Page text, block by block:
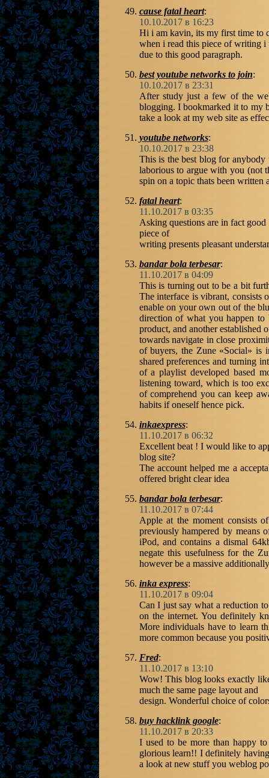
cause fatal heart:
10.10.2017 в 16:23
Hi i am kavin, its my first time to
when i read this piece of writing i
due to this good paragraph.
best youtube networks to join:
10.10.2017 в 23:31
After study just a few of the
blogging. I bookmarked it to my
take a look at my web site as
youtube networks:
10.10.2017 в 23:38
This is the best blog for
laborious to argue with you (not
spin on a topic thats been written
fatal heart:
11.10.2017 в 03:35
Asking questions are in fact
piece of
writing presents pleasant
bandar bola terbesar:
11.10.2017 в 04:09
This is turning out to be a bit
The interface is vibrant, consists
enable on your own out of the
direction of what you happen
product, and another
towards navigate in close
of buyers, the Zune «Social» is
shared preferences and turning
of a playlist developed based
listening toward, which is too
of comprehend you can keep
habits if oneself hence pick.
inkaexpress:
11.10.2017 в 06:32
Excellent beat ! I would like to
blog site?
The account helped me a
offered bright clear idea
bandar bola terbesar:
11.10.2017 в 07:44
Apple at the moment consists
previously hampered by means
iPod, and contains a dismal
negate this usefulness for the
however be a massive
inka express:
11.10.2017 в 09:04
Can I just say what a reduction
on the internet. You definitely
More individuals have to learn
more common because you
Fred:
11.10.2017 в 13:10
Wow! This blog looks exactly
much the same page layout and
design. Wonderful choice of
buy hacklink google:
11.10.2017 в 20:33
I used to be more than happy
glorious learn!! I definitely
a look at new stuff you weblog